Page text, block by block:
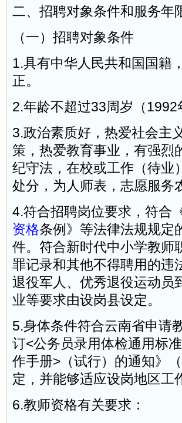
二、招聘对象条件和服务年
（一）招聘对象条件
1.具有中华人民共和国国籍
正。
2.年龄不超过33周岁（
3.政治素质好，热爱社会主
策，热爱教育事业，有强烈
纪守法，在校或工作（待业
处分，为人师表，志愿服务
4.符合招聘岗位要求，符合
资格条例》等法律法规规定
件。符合新时代中小学教师
罪记录和其他不得聘用的违
退役军人、优秀退役运动员
业等要求由设岗县设定。
5.身体条件符合云南省申请
订<公务员录用体检通用标
作手册>（试行）的通知》
定，并能够适应设岗地区工
6.教师资格有关要求：